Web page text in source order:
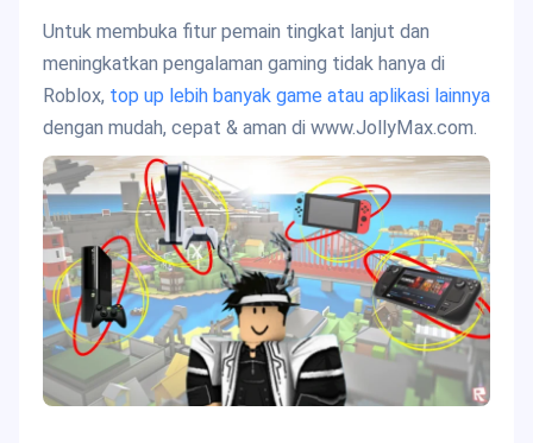
Untuk membuka fitur pemain tingkat lanjut dan
meningkatkan pengalaman gaming tidak hanya di
Roblox, top up lebih banyak game atau aplikasi lainnya
dengan mudah, cepat & aman di www.JollyMax.com.